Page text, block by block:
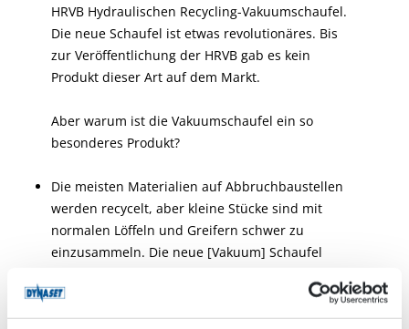
HRVB Hydraulischen Recycling-Vakuumschaufel.
Die neue Schaufel ist etwas revolutionäres. Bis
zur Veröffentlichung der HRVB gab es kein
Produkt dieser Art auf dem Markt.
Aber warum ist die Vakuumschaufel ein so
besonderes Produkt?
Die meisten Materialien auf Abbruchbaustellen
werden recycelt, aber kleine Stücke sind mit
normalen Löffeln und Greifern schwer zu
einzusammeln. Die neue [Vakuum] Schaufel
und Materialien direkt auf der Abbruchbaustelle,
was wiederum weniger gemischte Abfälle